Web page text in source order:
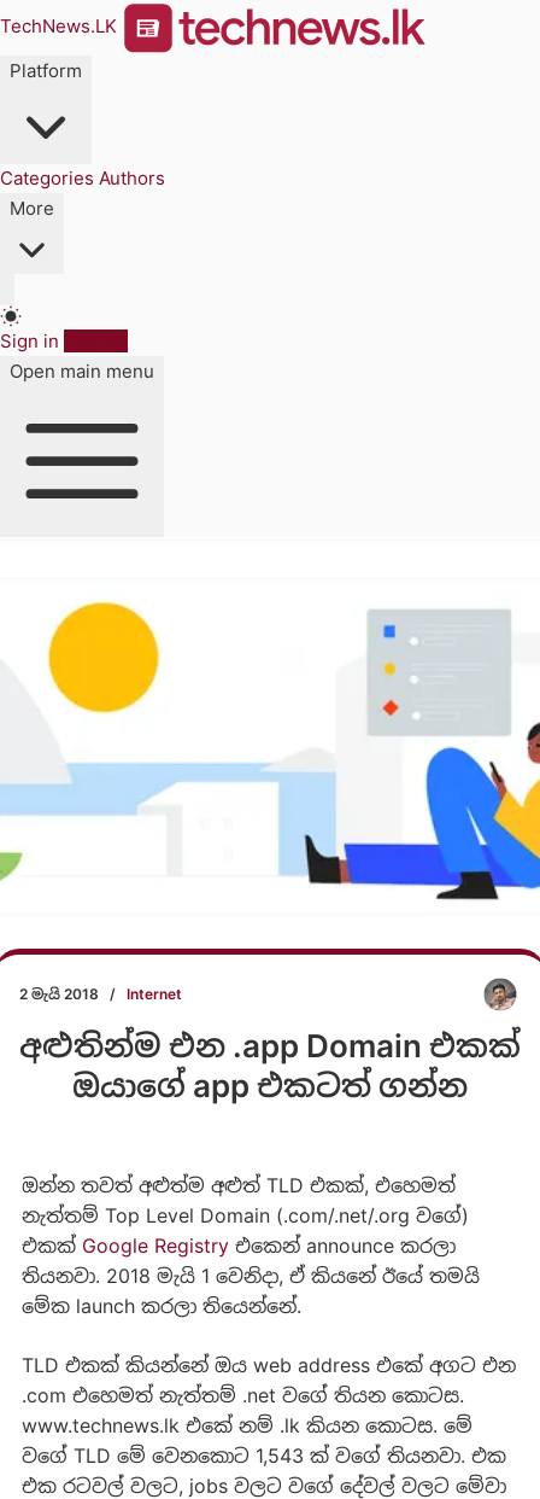
TechNews.LK
Platform
Categories Authors
More
Sign in
Open main menu
2 මැයි 2018 / Internet
අළුතින්ම එන .app Domain එකක්
ඔයාගේ app එකටත් ගන්න
ඔන්න තවත් අළුත්ම අළුත් TLD එකක්, එහෙමත්
නැත්තම් Top Level Domain (.com/.net/.org වගේ)
එකක් Google Registryඑකෙන් announce කරලා
තියනවා. 2018 මැයි 1 වෙනිදා, ඒ කියනේ ඊයේ තමයි
මේක launch කරලා තියෙන්නේ.
TLD එකක් කියන්නේ ඔය web address එකේ අගට එන
.com එහෙමත් නැත්තම් .net වගේ තියන කොටස.
www.technews.lk එකේ නම් .lk කියන කොටස. මේ
වගේ TLD මේ වෙනකොට 1,543 ක් වගේ තියනවා. එක
එක රටවල් වලට, jobs වලට වගේ දේවල් වලට මේවා